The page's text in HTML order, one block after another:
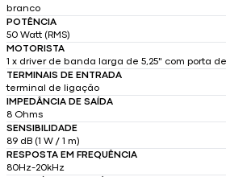
branco
POTÊNCIA
50 Watt (RMS)
MOTORISTA
1 x driver de banda larga de 5,25" com porta
TERMINAIS DE ENTRADA
terminal de ligação
IMPEDÂNCIA DE SAÍDA
8 Ohms
SENSIBILIDADE
89 dB (1 W / 1 m)
RESPOSTA EM FREQUÊNCIA
80Hz-20kHz